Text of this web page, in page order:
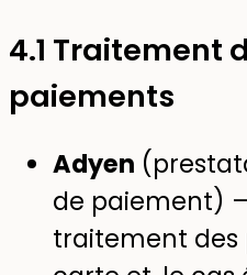
4.1 Traitement
paiements
Adyen
de paiement)
traitement des